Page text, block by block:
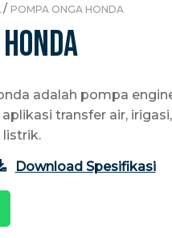
/ POMPA ONGA HONDA
adalah pompa
transfer air,
Download Spesifikasi